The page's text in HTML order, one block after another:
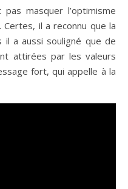
masquer l’optimisme
Certes, il a reconnu que la
il a aussi souligné que de
attirées par les valeurs
fort, qui appelle à la